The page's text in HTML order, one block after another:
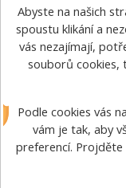
a
ZBOŽÍ v AKCI
STX 518 pro košová
STX 518
Spencer
Abyste na našich
spoustu klikání a
vás nezajímají,
souborů cookies,
Podle cookies vás
vám je tak, aby
preferencí.